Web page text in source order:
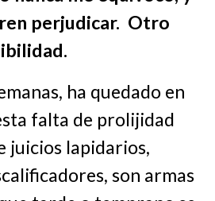
perjudicar. Otro
ha quedado en
falta de prolijidad
juicios lapidarios,
son armas